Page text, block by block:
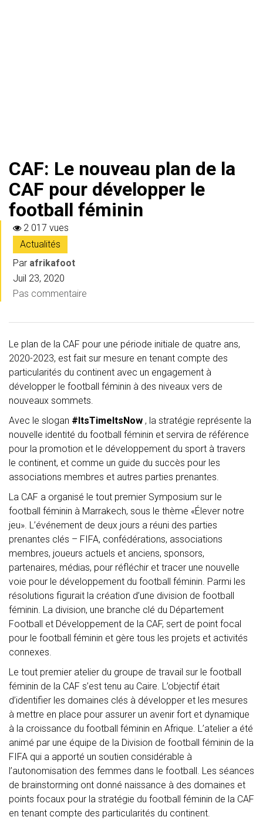
CAF: Le nouveau plan de la
CAF pour développer le
football féminin
2 017 vues
Actualités
Par afrikafoot
Juil 23, 2020
Pas commentaire
Le plan de la CAF pour une période initiale de quatre ans,
2020-2023, est fait sur mesure en tenant compte des
particularités du continent avec un engagement à
développer le football féminin à des niveaux vers de
nouveaux sommets.
Avec le slogan #ItsTimeItsNow , la stratégie représente la
nouvelle identité du football féminin et servira de référence
pour la promotion et le développement du sport à travers
le continent, et comme un guide du succès pour les
associations membres et autres parties prenantes.
La CAF a organisé le tout premier Symposium sur le
football féminin à Marrakech, sous le thème «Élever notre
jeu». L’événement de deux jours a réuni des parties
prenantes clés – FIFA, confédérations, associations
membres, joueurs actuels et anciens, sponsors,
partenaires, médias, pour réfléchir et tracer une nouvelle
voie pour le développement du football féminin. Parmi les
résolutions figurait la création d’une division de football
féminin. La division, une branche clé du Département
Football et Développement de la CAF, sert de point focal
pour le football féminin et gère tous les projets et activités
connexes.
Le tout premier atelier du groupe de travail sur le football
féminin de la CAF s’est tenu au Caire. L’objectif était
d’identifier les domaines clés à développer et les mesures
à mettre en place pour assurer un avenir fort et dynamique
à la croissance du football féminin en Afrique. L’atelier a été
animé par une équipe de la Division de football féminin de la
FIFA qui a apporté un soutien considérable à
l’autonomisation des femmes dans le football. Les séances
de brainstorming ont donné naissance à des domaines et
points focaux pour la stratégie du football féminin de la CAF
en tenant compte des particularités du continent.